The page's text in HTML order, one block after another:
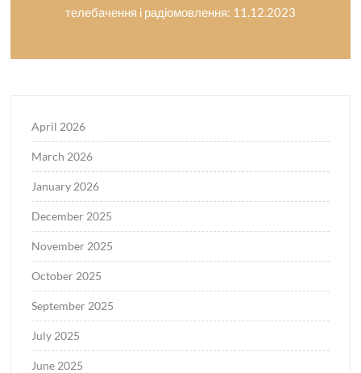
телебачення і радіомовлення: 11.12.2023
April 2026
March 2026
January 2026
December 2025
November 2025
October 2025
September 2025
July 2025
June 2025